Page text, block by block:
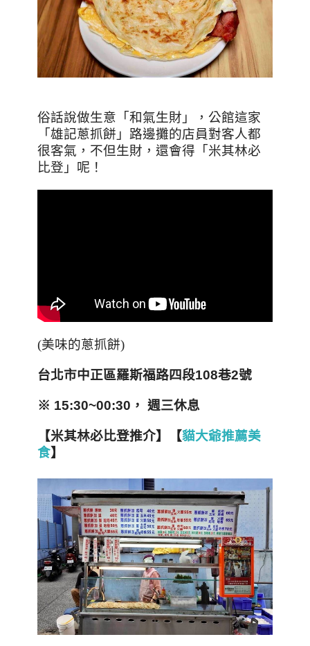
俗話說做生意「和氣生財」，公館這家
「雄記蔥抓餅」路邊攤的店員對客人都
很客氣，不但生財，還會得「米其林必
比登」呢！
(美味的蔥抓餅)
台北市中正區羅斯福路四段108巷2號
※ 15:30~00:30， 週三休息
【米其林必比登推介】【貓大爺推薦美
食】